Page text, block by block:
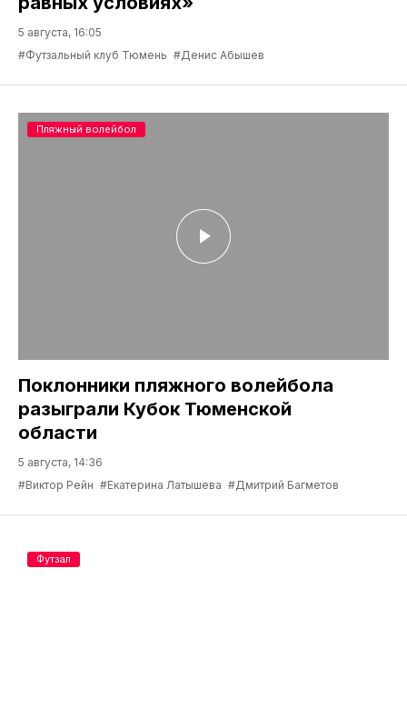
5 августа, 16:05
#Футзальный клуб Тюмень #Денис Абышев
Поклонники пляжного волейбола
разыграли Кубок Тюменской
области
5 августа, 14:36
#Виктор Рейн #Екатерина Латышева #Дмитрий Багметов
Пляжный волейбол
Футзал